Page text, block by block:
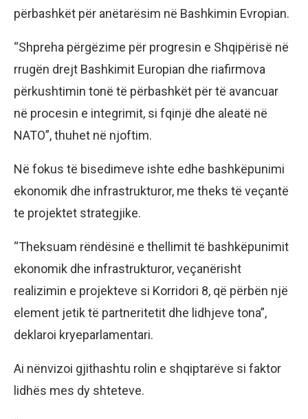
përbashkët për anëtarësim në Bashkimin Evropian.
“Shpreha përgëzime për progresin e Shqipërisë në
rrugën drejt Bashkimit Europian dhe riafirmova
përkushtimin tonë të përbashkët për të avancuar
në procesin e integrimit, si fqinjë dhe aleatë në
NATO”, thuhet në njoftim.
Në fokus të bisedimeve ishte edhe bashkëpunimi
ekonomik dhe infrastrukturor, me theks të veçantë
te projektet strategjike.
“Theksuam rëndësinë e thellimit të bashkëpunimit
ekonomik dhe infrastrukturor, veçanërisht
realizimin e projekteve si Korridori 8, që përbën një
element jetik të partneritetit dhe lidhjeve tona”,
deklaroi kryeparlamentari.
Ai nënvizoi gjithashtu rolin e shqiptarëve si faktor
lidhës mes dy shteteve.